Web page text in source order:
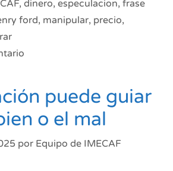
, dinero, especulacion, frase
ford, manipular, precio,
puede guiar
o el mal
por Equipo de IMECAF